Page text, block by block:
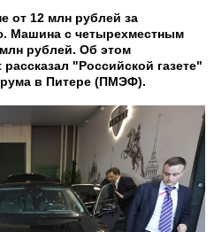
от 12 млн рублей за
Машина с четырехместным
рублей. Об этом
"Российской газете"
в Питере (ПМЭФ).